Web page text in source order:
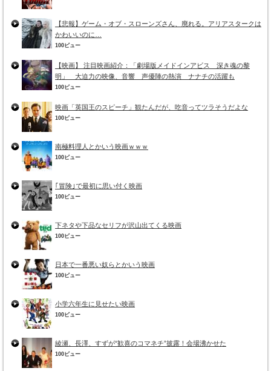
【悲報】ゲーム・オブ・スローンズさん、廃れる。アリアスタークは
かわいいのに…
100ビュー
【映画】 注目映画紹介：「劇場版メイドインアビス 深き魂の黎
明」 大迫力の映像、音響 声優陣の熱演 ナナチの活躍も
100ビュー
映画「英国王のスピーチ」観たんだが、吃音ってツラそうだよな
100ビュー
南極料理人とかいう映画ｗｗｗ
100ビュー
｢冒険｣で最初に思い付く映画
100ビュー
下ネタや下品なセリフが沢山出てくる映画
100ビュー
日本で一番悪い奴らとかいう映画
100ビュー
小学六年生に見せたい映画
100ビュー
綾瀬、長澤、すずが“歓喜のコマネチ”披露！会場沸かせた
100ビュー